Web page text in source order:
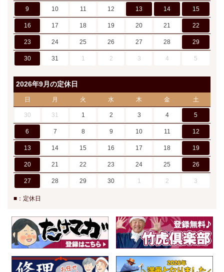
9 10 11 12 13 14 15
16 17 18 19 20 21 22
23 24 25 26 27 28 29
30 31 1 2 3 4 5
2026年9月の定休日
日 月 火 水 木 金 土
30 31 1 2 3 4 5
6 7 8 9 10 11 12
13 14 15 16 17 18 19
20 21 22 23 24 25 26
27 28 29 30 1 2 3
■：定休日